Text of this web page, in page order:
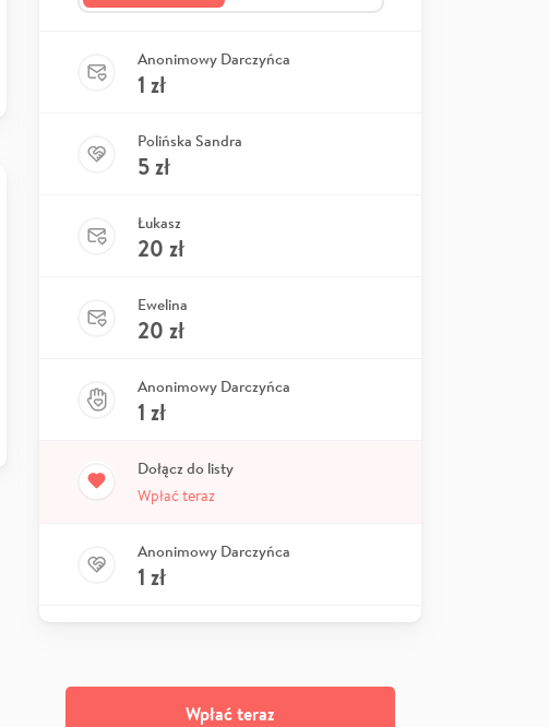
Anonimowy Darczyńca
1 zł
Polińska Sandra
5zł
Łukasz
20 zł
Ewelina
20 zł
Anonimowy Darczyńca
1 zł
Dołącz do listy
Wpłać teraz
Anonimowy Darczyńca
1 zł
Wpłać teraz